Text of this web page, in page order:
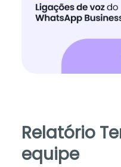
Relatório
equipe